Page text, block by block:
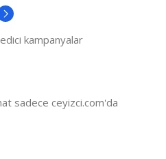
kampanyalar
sadece ceyizci.com'da